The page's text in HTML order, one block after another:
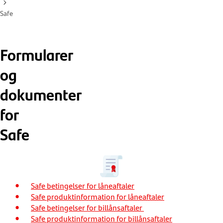
Safe
Formularer
og
dokumenter
for
Safe
Safe betingelser for låneaftaler
Safe produktinformation for låneaftaler
Safe betingelser for billånsaftaler
Safe produktinformation for billånsaftaler